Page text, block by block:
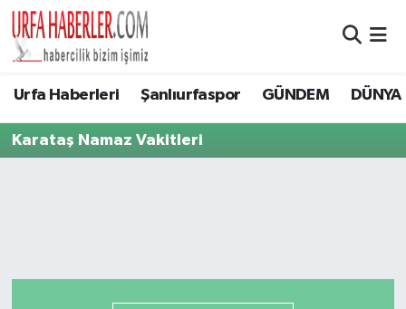
Urfa Haberleri Şanlıurfaspor GÜNDEM DÜNYA
Karataş Namaz Vakitleri
Şanlıurfa Nöbetçi Eczaneler
Şanlıurfa Namaz Vakitleri
Tüm Manşetler